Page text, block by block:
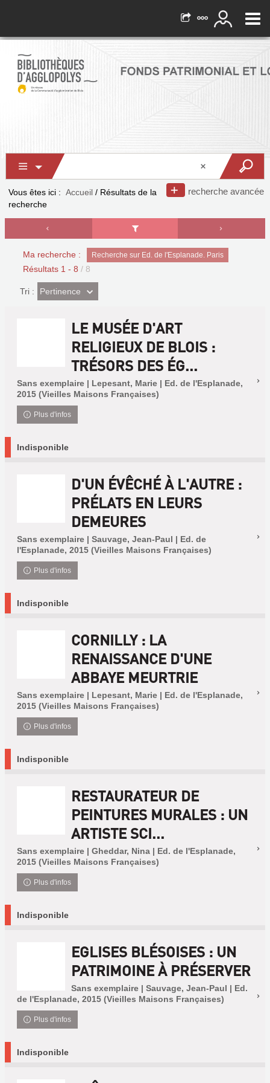
recherche avancée
Vous êtes ici : Accueil / Résultats de la
recherche
Ma recherche : Recherche sur Ed. de l'Esplanade. Paris
Résultats 1 - 8 / 8
Tri : (Effet
imédiat)
Pertinence
LE MUSÉE D'ART
RELIGIEUX DE BLOIS :
TRÉSORS DES ÉG...
Sans exemplaire | Lepesant, Marie | Ed. de l'Esplanade,
2015 (Vieilles Maisons Françaises)
Plus d'infos
Indisponible
D'UN ÉVÊCHÉ À L'AUTRE :
PRÉLATS EN LEURS
DEMEURES
Sans exemplaire | Sauvage, Jean-Paul | Ed. de
l'Esplanade, 2015 (Vieilles Maisons Françaises)
Plus d'infos
Indisponible
CORNILLY : LA
RENAISSANCE D'UNE
ABBAYE MEURTRIE
Sans exemplaire | Lepesant, Marie | Ed. de l'Esplanade,
2015 (Vieilles Maisons Françaises)
Plus d'infos
Indisponible
RESTAURATEUR DE
PEINTURES MURALES : UN
ARTISTE SCI...
Sans exemplaire | Gheddar, Nina | Ed. de l'Esplanade,
2015 (Vieilles Maisons Françaises)
Plus d'infos
Indisponible
EGLISES BLÉSOISES : UN
PATRIMOINE À PRÉSERVER
Sans exemplaire | Sauvage, Jean-Paul | Ed.
de l'Esplanade, 2015 (Vieilles Maisons Françaises)
Plus d'infos
Indisponible